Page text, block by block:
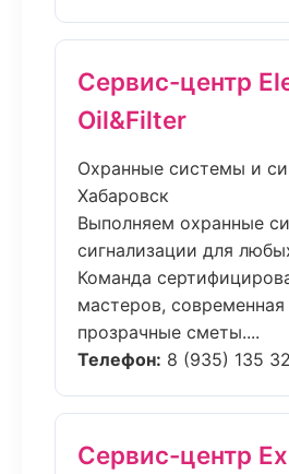
Сервис-центр
Oil&Filter
Охранные системы и
Хабаровск
Выполняем охранные
сигнализации для
Команда
мастеров, современная
прозрачные сметы....
Телефон: 8 (935) 135
Сервис-центр